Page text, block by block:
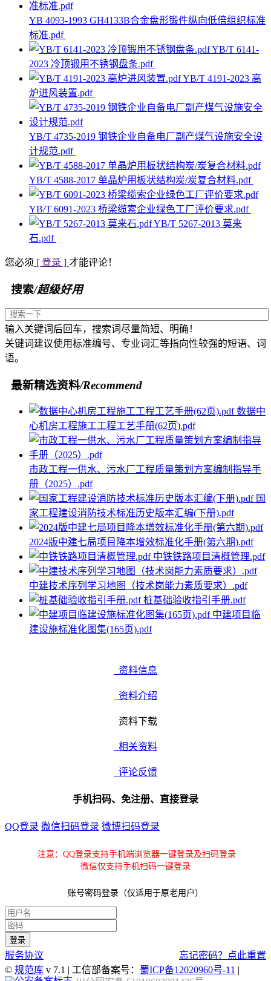
YB 4093-1993 GH4133B合金盘形锻件纵向低倍组织标准
标准.pdf
YB/T 6141-
2023 冷顶锻用不锈钢盘条.pdf
YB/T 4191-2023 高
炉进风装置.pdf
YB/T 4735-2019 钢铁企业自备电厂副产煤气设施安全设
计规范.pdf
YB/T 4588-2017 单晶炉用板状结构炭/炭复合材料.pdf
YB/T 6091-2023 桥梁缆索企业绿色工厂评价要求.pdf
YB/T 5267-2013 莫来
石.pdf
您必须 [ 登录 ] 才能评论！
搜索/超级好用
输入关键词后回车，搜索词尽量简短、明确！
关键词建议使用标准编号、专业词汇等指向性较强的短语、词
语。
最新精选资料/Recommend
数据中
心机房工程施工工程工艺手册(62页).pdf
市政工程一供水、污水厂工程质量策划方案编制指导手
册（2025）.pdf
国
家工程建设消防技术标准历史版本汇编(下册).pdf
2024版中建七局项目降本增效标准化手册(第六期).pdf
中铁铁路项目清概管理.pdf
中建技术序列学习地图（技术岗能力素质要求）.pdf
桩基础验收指引手册.pdf
中建项目临
建设施标准化图集(165页).pdf
资料信息
资料介绍
资料下载
相关资料
评论反馈
手机扫码、免注册、直接登录
QQ登录 微信扫码登录 微博扫码登录
注意：QQ登录支持手机端浏览器一键登录及扫码登录
微信仅支持手机扫码一键登录
账号密码登录（仅适用于原老用户）
服务协议
忘记密码？点此重置
© 规范库 v 7.1 | 工信部备案号： 蜀ICP备12020960号-11 |